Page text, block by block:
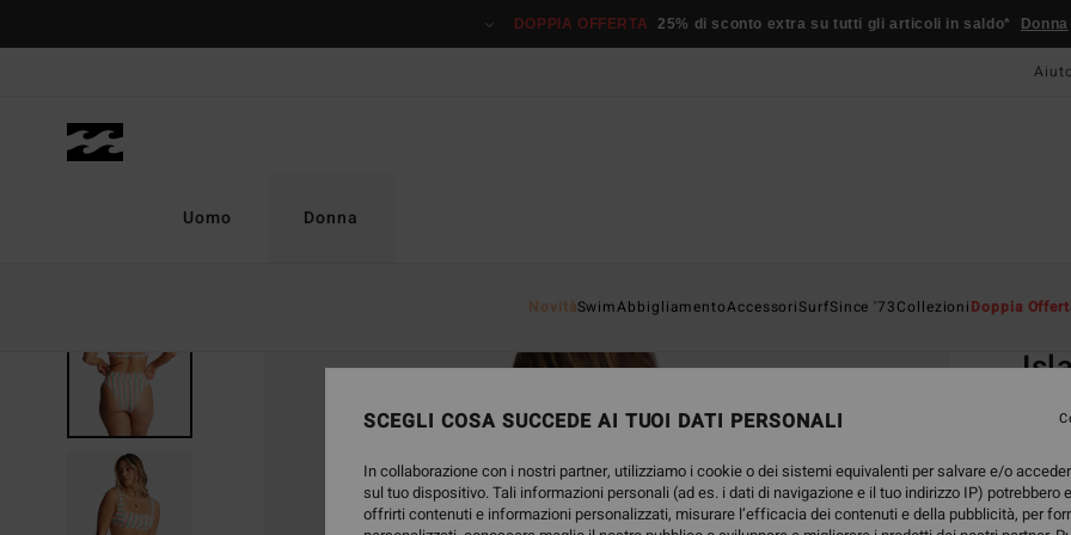
prodotto
DOPPIA OFFERTA 25% di sconto extra su tutti gli articoli in saldo* Donna
Uomo Donna
NovitàSwimAbbigliamentoAccessoriSurfSince '73CollezioniDoppia
ECO-
49,95
SCEGLI COSA SUCCEDE AI TUOI DATI PERSONALI
In collaborazione con i nostri partner, utilizziamo i cookie o dei sistemi equivalenti per salvare e/o
sul tuo dispositivo. Tali informazioni personali (ad es. i dati di navigazione e il tuo indirizzo IP) potrebbero
offrirti contenuti e informazioni personalizzati, misurare l’efficacia dei contenuti e della pubblicità, per